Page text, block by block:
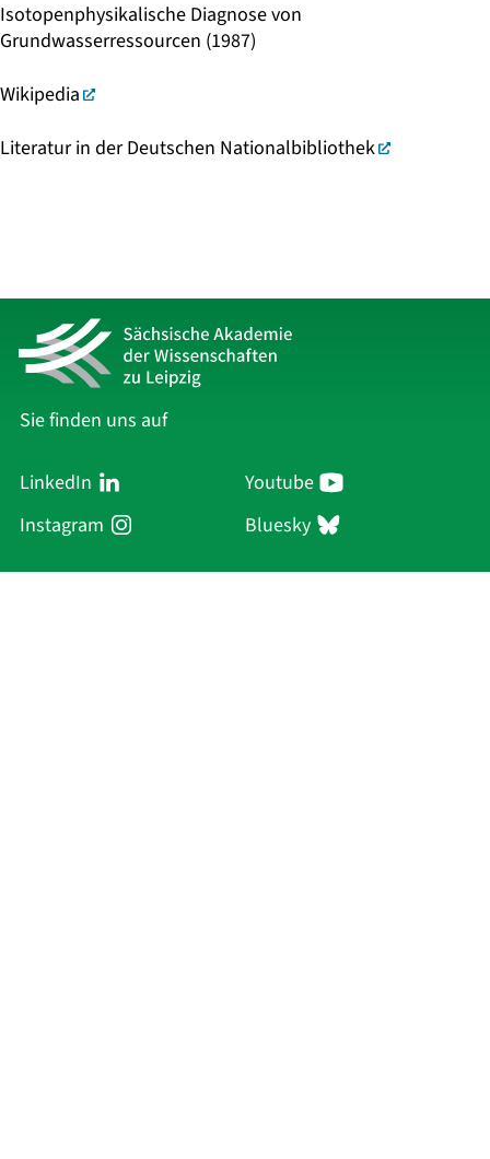
Isotopenphysikalische Diagnose von
Grundwasserressourcen (1987)
Wikipedia
Literatur in der Deutschen Nationalbibliothek
Sie finden uns auf
LinkedIn
Youtube
Instagram
Bluesky